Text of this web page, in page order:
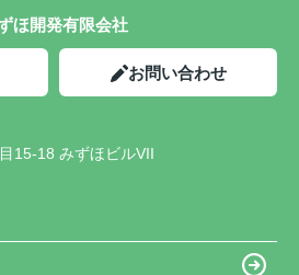
ほ開発有限会社
お問い合わせ
15-18 みずほビルVII